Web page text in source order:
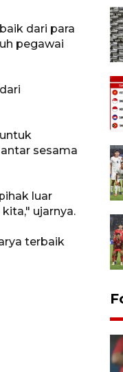
dari para
pegawai
sesama
luar
ujarnya.
terbaik